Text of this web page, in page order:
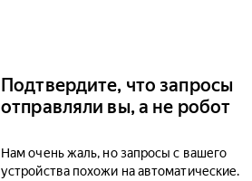
Подтвердите, что запросы
отправляли вы, а не робот
Нам очень жаль, но запросы с вашего
устройства похожи на автоматические.